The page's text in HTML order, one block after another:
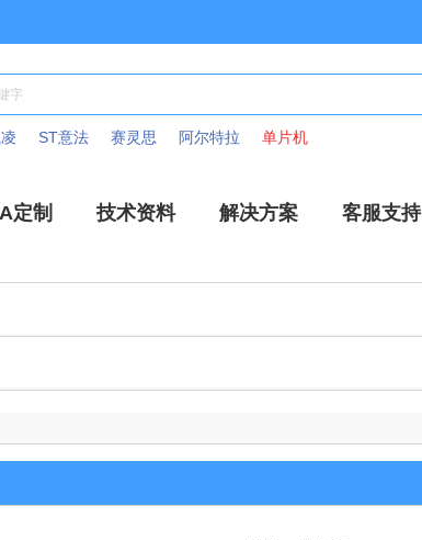
ST意法 赛灵思 阿尔特拉 单片机
定制 技术资料 解决方案 客服支持